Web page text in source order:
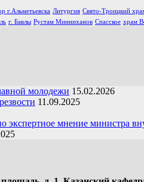
г.Альметьевска Литургия Свято-Троицкий
г. Бавлы Рустам Минниханов Спасское храм
молодежи 15.02.2026
11.09.2025
экспертное мнение министра